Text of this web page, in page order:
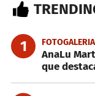
1
AnaLu
que